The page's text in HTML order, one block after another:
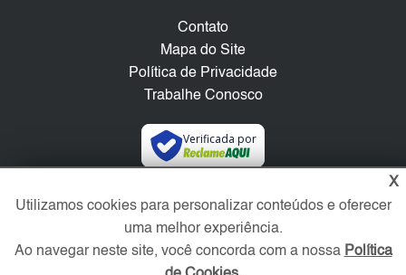
Contato
Mapa do Site
Política de Privacidade
Trabalhe Conosco
Verificada por
Redes Sociais
X
Utilizamos cookies para personalizar conteúdos e oferecer
uma melhor experiência.
Ao navegar neste site, você concorda com a nossa Política